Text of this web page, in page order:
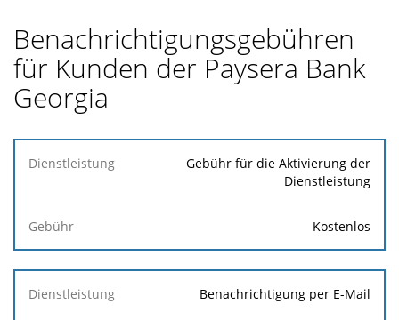
Benachrichtigungsgebühren
für Kunden der Paysera Bank
Georgia
Dienstleistung
Gebühr für die Aktivierung der
Dienstleistung
Kostenlos
Benachrichtigung per E-Mail